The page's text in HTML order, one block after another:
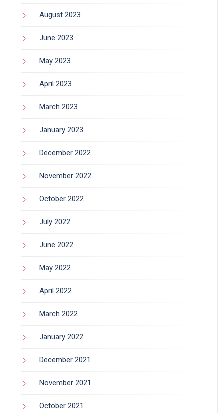
August 2023
June 2023
May 2023
April 2023
March 2023
January 2023
December 2022
November 2022
October 2022
July 2022
June 2022
May 2022
April 2022
March 2022
January 2022
December 2021
November 2021
October 2021